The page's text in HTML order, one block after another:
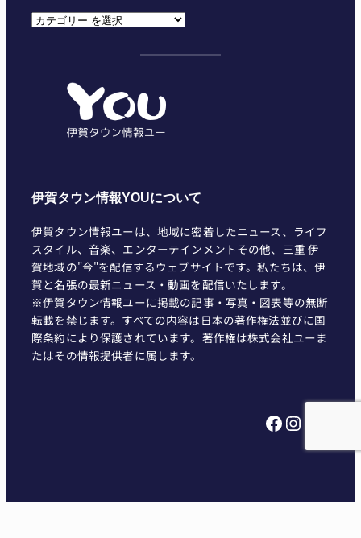
カ
伊賀タウン情報YOUについて
伊賀タウン情報ユーは、地域に密着したニュース、ライフ
スタイル、音楽、エンターテインメントその他、三重 伊
賀地域の"今"を配信するウェブサイトです。私たちは、伊
賀と名張の最新ニュース・動画を配信いたします。
※伊賀タウン情報ユーに掲載の記事・写真・図表等の無断
転載を禁じます。すべての内容は日本の著作権法並びに国
際条約により保護されています。著作権は株式会社ユーま
たはその情報提供者に属します。
Facebook Instagram